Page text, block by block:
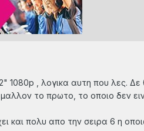
, λογικα αυτη που λες. Δε
το πρωτο, το οποιο δεν
πολυ απο την σειρα 6 η